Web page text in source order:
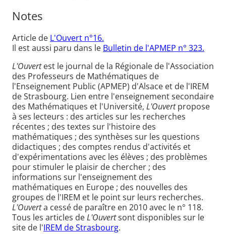
Notes
Article de L'Ouvert n°16.
Il est aussi paru dans le Bulletin de l'APMEP n° 323.
L'Ouvertest le journal de la Régionale de l'Association
des Professeurs de Mathématiques de
l'Enseignement Public (APMEP) d'Alsace et de l'IREM
de Strasbourg. Lien entre l'enseignement secondaire
des Mathématiques et l'Université, L'Ouvertpropose
à ses lecteurs : des articles sur les recherches
récentes ; des textes sur l'histoire des
mathématiques ; des synthèses sur les questions
didactiques ; des comptes rendus d'activités et
d'expérimentations avec les élèves ; des problèmes
pour stimuler le plaisir de chercher ; des
informations sur l'enseignement des
mathématiques en Europe ; des nouvelles des
groupes de l'IREM et le point sur leurs recherches.
L'Ouverta cessé de paraître en 2010 avec le n° 118.
Tous les articles deL'Ouvertsont disponibles sur le
site de l'IREM de Strasbourg.